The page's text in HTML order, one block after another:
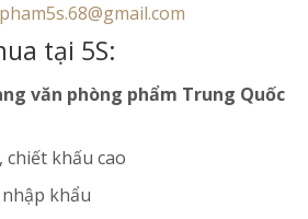
tại 5S:
văn phòng phẩm Trung Quốc
chiết khấu cao
khẩu